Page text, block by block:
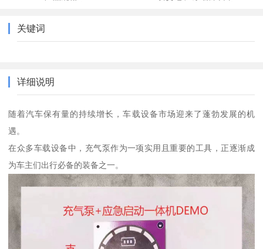
关键词
详细说明
随着汽车保有量的持续增长，车载设备市场迎来了蓬勃发展的机
遇。
在众多车载设备中，充气泵作为一项实用且重要的工具，正逐渐成
为车主们出行必备的装备之一。